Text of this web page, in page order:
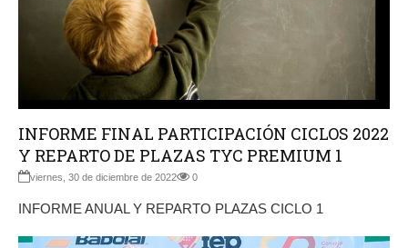
INFORME FINAL PARTICIPACIÓN CICLOS 2022
Y REPARTO DE PLAZAS TYC PREMIUM 1
viernes, 30 de diciembre de 2022 0
INFORME ANUAL Y REPARTO PLAZAS CICLO 1